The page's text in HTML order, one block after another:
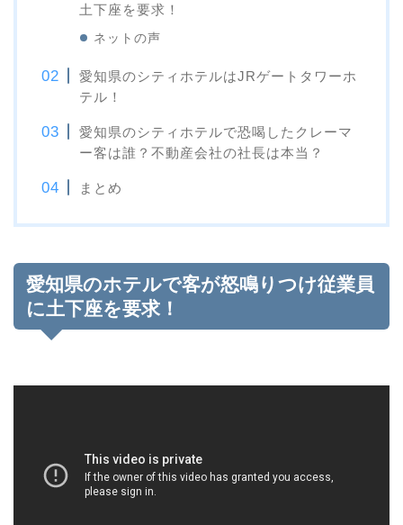
土下座を要求！
ネットの声
愛知県のシティホテルはJRゲートタワーホ
テル！
愛知県のシティホテルで恐喝したクレーマ
ー客は誰？不動産会社の社長は本当？
まとめ
愛知県のホテルで客が怒鳴りつけ従業員
に土下座を要求！